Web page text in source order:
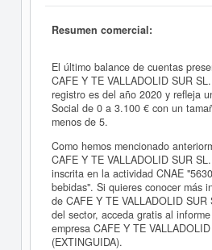
Resumen comercial:
El último balance de cuentas
CAFE Y TE VALLADOLID SUR
registro es del año 2020 y refleja
Social de 0 a 3.100 € con un
menos de 5.
Como hemos mencionado
CAFE Y TE VALLADOLID SUR
inscrita en la actividad CNAE
bebidas". Si quieres conocer más
de CAFE Y TE VALLADOLID
del sector, acceda gratis al
empresa CAFE Y TE
(EXTINGUIDA).